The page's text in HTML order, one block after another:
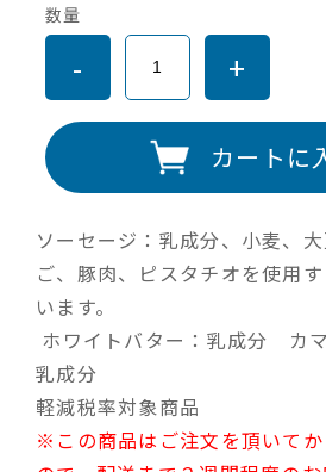
数量
- +
カートに
ソーセージ：乳成分、小麦、
ご、豚肉、ピスタチオを使用
います。
ホワイトバター：乳成分 カ
乳成分
軽減税率対象商品
※この商品はご注文を頂いて